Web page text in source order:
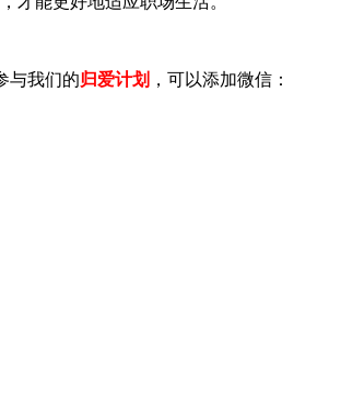
与我们的归爱计划 ，可以添加微信：